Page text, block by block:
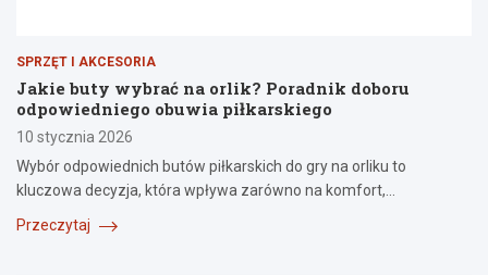
SPRZĘT I AKCESORIA
Jakie buty wybrać na orlik? Poradnik doboru
odpowiedniego obuwia piłkarskiego
10 stycznia 2026
Wybór odpowiednich butów piłkarskich do gry na orliku to
kluczowa decyzja, która wpływa zarówno na komfort,…
Przeczytaj